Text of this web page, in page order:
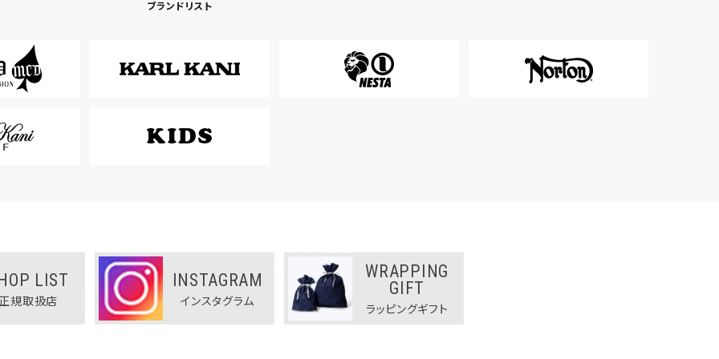
ブランドリスト
LIST
規取扱店
INSTAGRAM
インスタグラム
WRAPPING
GIFT
ラッピングギフト